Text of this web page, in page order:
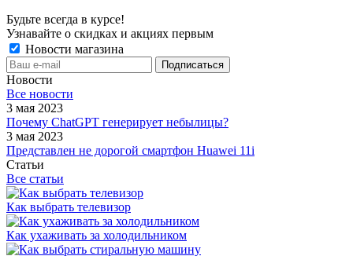
Будьте всегда в курсе!
Узнавайте о скидках и акциях первым
Новости магазина
Новости
Все новости
3 мая 2023
Почему ChatGPT генерирует небылицы?
3 мая 2023
Представлен не дорогой смартфон Huawei 11i
Статьи
Все статьи
Как выбрать телевизор
Как ухаживать за холодильником